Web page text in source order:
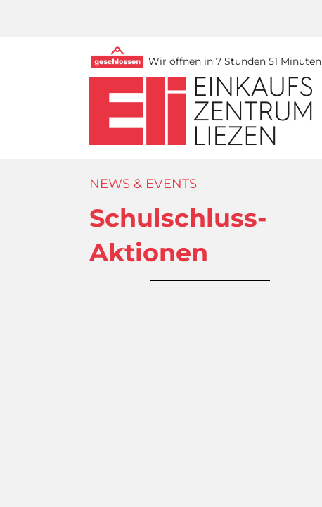
Wir öffnen in 7 Stunden 51 Minuten
NEWS & EVENTS
Schulschluss-
Aktionen